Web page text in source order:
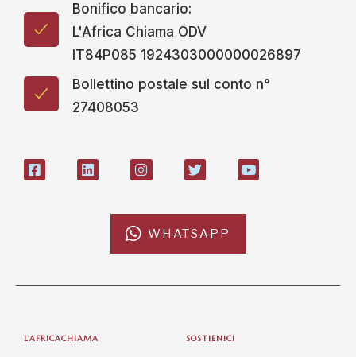
Bonifico bancario:
L'Africa Chiama ODV
IT84P085 1924303000000026897
Bollettino postale sul conto n°
27408053
WHATSAPP
L'AFRICACHIAMA SOSTIENICI